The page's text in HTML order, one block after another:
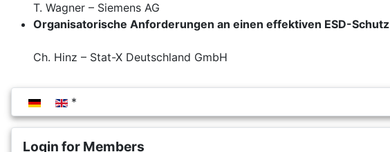
Select your language
Login for Members
T. Wagner – Siemens AG
Organisatorische Anforderungen an einen effektiven ESD-Schutz
Ch. Hinz – Stat-X Deutschland GmbH